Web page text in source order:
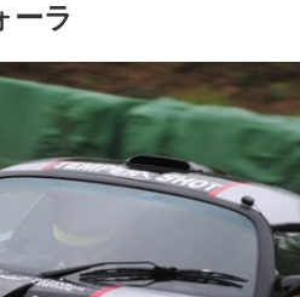
ーラ